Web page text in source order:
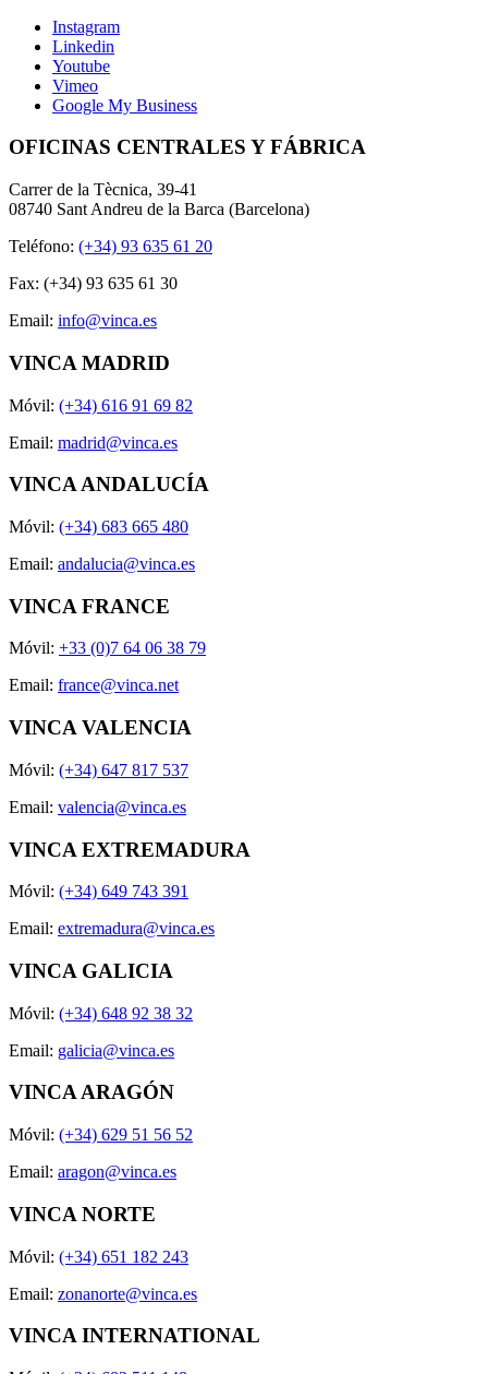
Instagram
Linkedin
Youtube
Vimeo
Google My Business
OFICINAS CENTRALES Y FÁBRICA
Carrer de la Tècnica, 39-41
08740 Sant Andreu de la Barca (Barcelona)
Teléfono: (+34) 93 635 61 20
Fax: (+34) 93 635 61 30
Email: info@vinca.es
VINCA MADRID
Móvil: (+34) 616 91 69 82
Email: madrid@vinca.es
VINCA ANDALUCÍA
Móvil: (+34) 683 665 480
Email: andalucia@vinca.es
VINCA FRANCE
Móvil: +33 (0)7 64 06 38 79
Email: france@vinca.net
VINCA VALENCIA
Móvil: (+34) 647 817 537
Email: valencia@vinca.es
VINCA EXTREMADURA
Móvil: (+34) 649 743 391
Email: extremadura@vinca.es
VINCA GALICIA
Móvil: (+34) 648 92 38 32
Email: galicia@vinca.es
VINCA ARAGÓN
Móvil: (+34) 629 51 56 52
Email: aragon@vinca.es
VINCA NORTE
Móvil: (+34) 651 182 243
Email: zonanorte@vinca.es
VINCA INTERNATIONAL